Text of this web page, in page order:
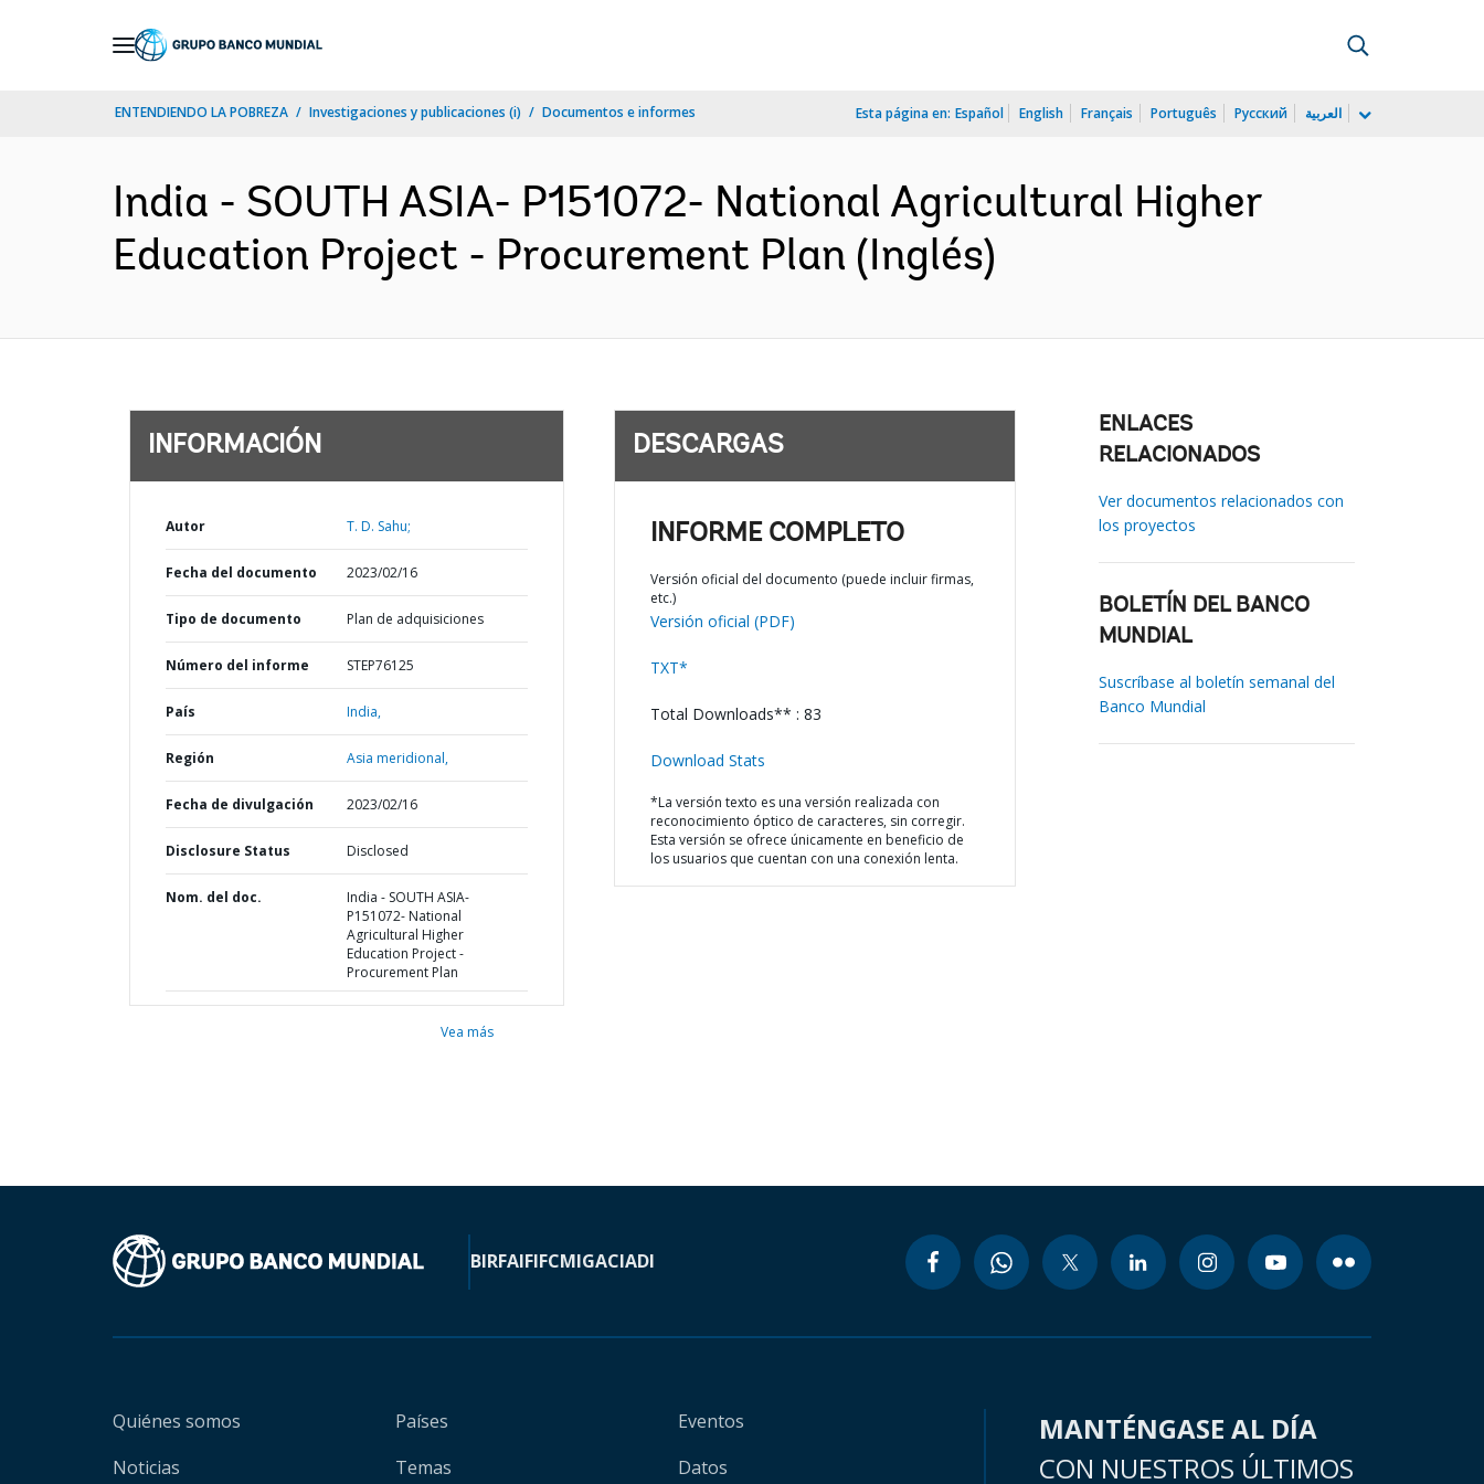
ENTENDIENDO LA POBREZA Investigaciones y publicaciones (i) Documentos e informes Esta página en: Español English Français Português Русский العربية
India - SOUTH ASIA- P151072- National Agricultural Higher
Education Project - Procurement Plan (Inglés)
INFORMACIÓN
Autor T. D. Sahu;
Fecha del documento 2023/02/16
Tipo de documento Plan de adquisiciones
Número del informe STEP76125
País India,
Región Asia meridional,
Fecha de divulgación 2023/02/16
Disclosure Status Disclosed
Nom. del doc.
India - SOUTH ASIA-
P151072- National
Agricultural Higher
Education Project -
Procurement Plan
Vea más
DESCARGAS
INFORME COMPLETO
Versión oficial del documento (puede incluir firmas,
etc.)
Versión oficial (PDF)
TXT*
Total Downloads** : 83
Download Stats
*La versión texto es una versión realizada con
reconocimiento óptico de caracteres, sin corregir.
Esta versión se ofrece únicamente en beneficio de
los usuarios que cuentan con una conexión lenta.
ENLACES
RELACIONADOS
Ver documentos relacionados con
los proyectos
BOLETÍN DEL BANCO
MUNDIAL
Suscríbase al boletín semanal del
Banco Mundial
BIRFAIFIFCMIGACIADI
Quiénes somos
Noticias
Países
Temas
Eventos
Datos
MANTÉNGASE AL DÍA
CON NUESTROS ÚLTIMOS